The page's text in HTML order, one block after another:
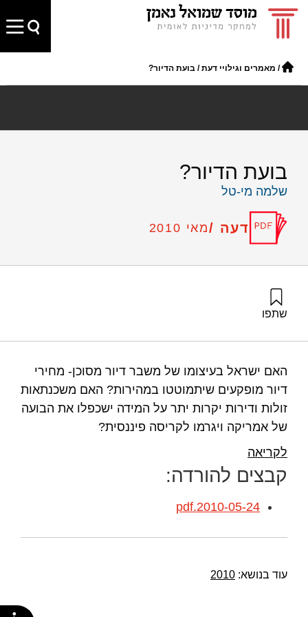
/ מאמרים וגילויי דעת/ בועת הדיור?
בועת הדיור?
שלמה מי-טל
דעה /מאי 2010
שתפו
האם ישראל בעיצומו של משבר דיור מסוכן- מחירי
דיור מופקעים שיתמוטטו במהירות? האם משכנתאות
זולות ודירות יקרות יתר על המידה ישכפלו את הבועה
של אמריקה ויגרמו לקריסה פיננסית?
לקריאה
קבצים להורדה:
2010-05-24.pdf
עוד בנושא: 2010